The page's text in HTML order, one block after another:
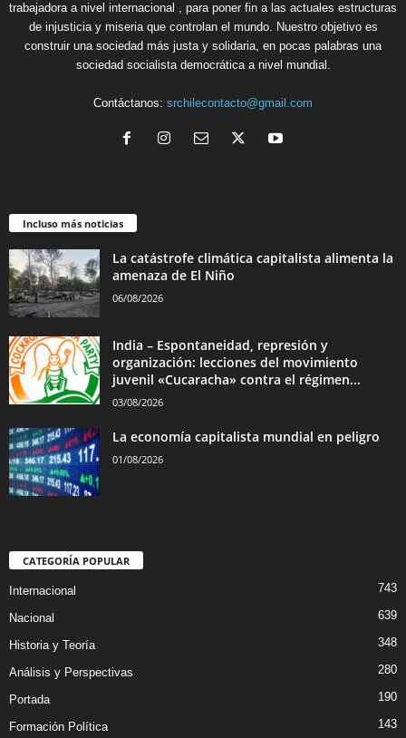
trabajadora a nivel internacional , para poner fin a las actuales estructuras
de injusticia y miseria que controlan el mundo. Nuestro objetivo es
construir una sociedad más justa y solidaria, en pocas palabras una
sociedad socialista democrática a nivel mundial.
Contáctanos: srchilecontacto@gmail.com
Incluso más noticias
La catástrofe climática capitalista alimenta la
amenaza de El Niño
06/08/2026
India – Espontaneidad, represión y
organización: lecciones del movimiento
juvenil «Cucaracha» contra el régimen...
03/08/2026
La economía capitalista mundial en peligro
01/08/2026
CATEGORÍA POPULAR
Internacional 743
Nacional 639
Historia y Teoría 348
Análisis y Perspectivas 280
Portada 190
Formación Política 143